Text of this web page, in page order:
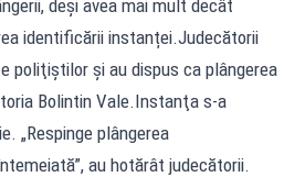
deși avea mai mult decât
identificării instanței.Judecătorii
poliţiştilor şi au dispus ca plângerea
Bolintin Vale.Instanţa s-a
„Respinge plângerea
au hotărât judecătorii.